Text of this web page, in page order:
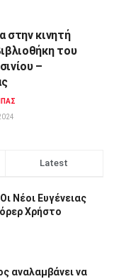
στην κινητή
του
–
Latest
Νέοι Ευγένειας
Χρήστο
αναλαμβάνει να